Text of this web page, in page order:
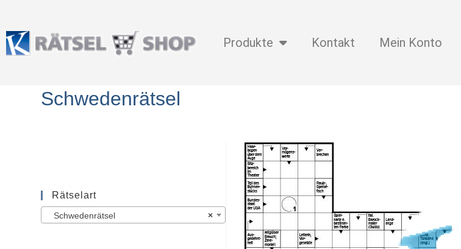
Produkte Kontakt Mein Konto
Schwedenrätsel
Rätselart
×
Schwedenrätsel